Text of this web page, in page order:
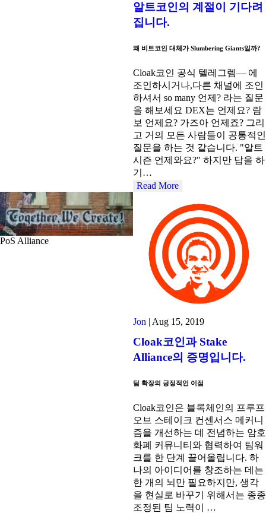
알트코인의 계절이 기다려
집니다.
왜 비트코인 대체가 Slumbering Giants일까?
Cloak코인 공식 텔레그렘— 에
조인하시거나,다른 채널에 조인
하셔서 so many 언제? 라는 질문
을 해보세요 DEX는 언제요? 람
보 언제요? 가즈아 언제죠? 그리
고 거의 모든 사람들이 공통적인
질문을 하는 것 같습니다. "알트
시즌 언제와요?" 하지만 답을 하
기…
Read More
PoS Alliance
Jon | Aug 15, 2019
Cloak코인과 Stake
Alliance의 증명입니다.
팀 확장의 긍정적인 이점
Cloak코인은 블록체인의 프루프
오브 스테이크 컨센서스 메커니
즘을 개선하는 데 전념하는 암호
화폐 커뮤니티와 협력하여 팀워
크를 한 단계 끌어올립니다. 하
나의 아이디어를 창조하는 데는
한 개의 뇌만 필요하지만, 생각
을 현실로 바꾸기 위해서는 종종
조정된 팀 노력이 …